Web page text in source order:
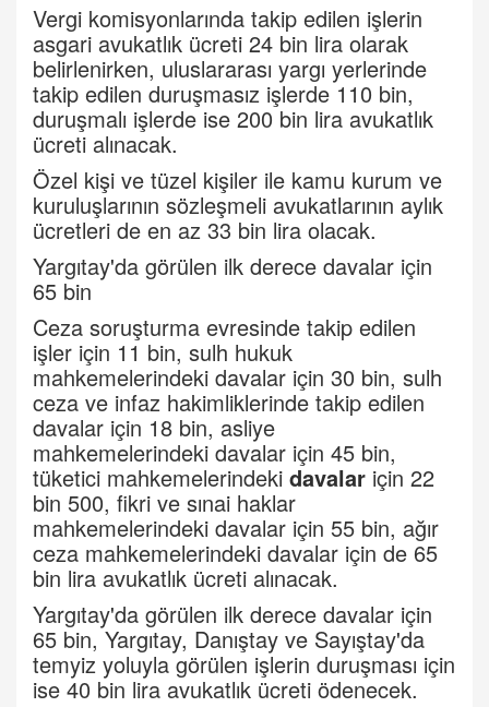
Vergi komisyonlarında takip edilen işlerin
asgari avukatlık ücreti 24 bin lira olarak
belirlenirken, uluslararası yargı yerlerinde
takip edilen duruşmasız işlerde 110 bin,
duruşmalı işlerde ise 200 bin lira avukatlık
ücreti alınacak.
Özel kişi ve tüzel kişiler ile kamu kurum ve
kuruluşlarının sözleşmeli avukatlarının aylık
ücretleri de en az 33 bin lira olacak.
Yargıtay'da görülen ilk derece davalar için
65 bin
Ceza soruşturma evresinde takip edilen
işler için 11 bin, sulh hukuk
mahkemelerindeki davalar için 30 bin, sulh
ceza ve infaz hakimliklerinde takip edilen
davalar için 18 bin, asliye
mahkemelerindeki davalar için 45 bin,
tüketici mahkemelerindeki davalar için 22
bin 500, fikri ve sınai haklar
mahkemelerindeki davalar için 55 bin, ağır
ceza mahkemelerindeki davalar için de 65
bin lira avukatlık ücreti alınacak.
Yargıtay'da görülen ilk derece davalar için
65 bin, Yargıtay, Danıştay ve Sayıştay'da
temyiz yoluyla görülen işlerin duruşması için
ise 40 bin lira avukatlık ücreti ödenecek.